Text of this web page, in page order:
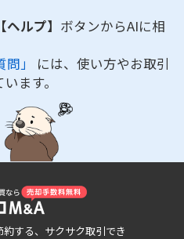
【ヘルプ】 ボタンからAIに相
」 には、使い方やお取引
ます。
する、サクサク取引でき